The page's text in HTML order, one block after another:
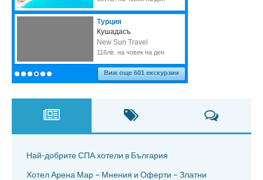
Най-добрите СПА хотели в България
Хотел Арена Мар – Мнения и Оферти – Златни